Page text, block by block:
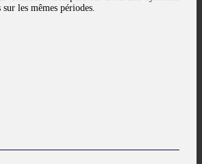
les mêmes périodes.